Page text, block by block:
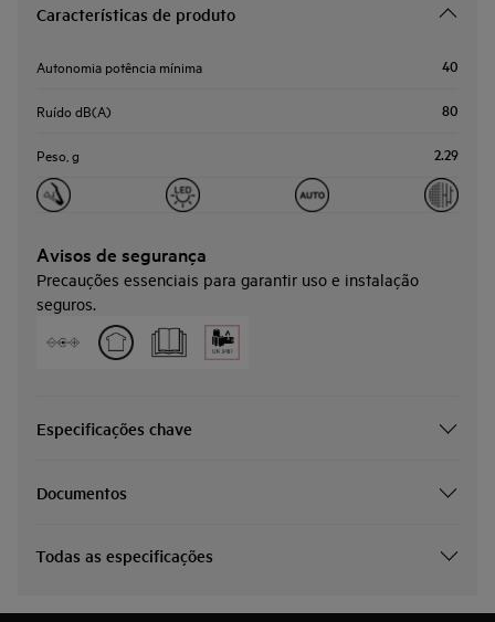
Características de produto
Autonomia potência mínima 40
Ruído dB(A) 80
Peso, g 2.29
Avisos de segurança
Precauções essenciais para garantir uso e instalação
seguros.
Especificações chave
Documentos
Todas as especificações